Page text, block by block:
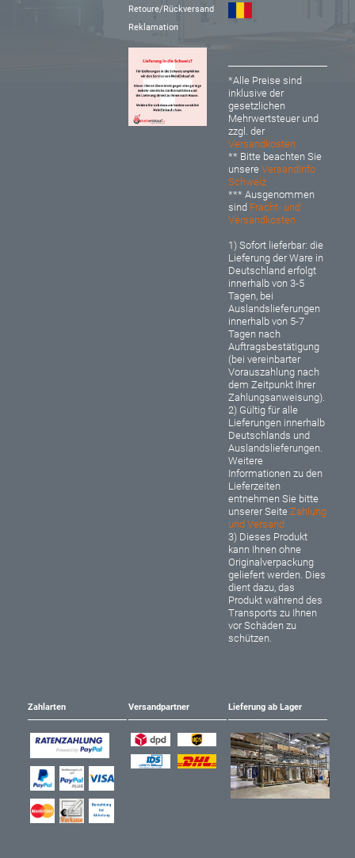
Retoure/Rückversand
Reklamation
*Alle Preise sind
inklusive der
gesetzlichen
Mehrwertsteuer und
zzgl. der
Versandkosten
** Bitte beachten Sie
unsereVersandinfo
Schweiz
*** Ausgenommen
sind Fracht- und
Versandkosten
1) Sofort lieferbar: die
Lieferung der Ware in
Deutschland erfolgt
innerhalb von 3-5
Tagen, bei
Auslandslieferungen
innerhalb von 5-7
Tagen nach
Auftragsbestätigung
(bei vereinbarter
Vorauszahlung nach
dem Zeitpunkt Ihrer
Zahlungsanweisung).
2) Gültig für alle
Lieferungen innerhalb
Deutschlands und
Auslandslieferungen.
Weitere
Informationen zu den
Lieferzeiten
entnehmen Sie bitte
unserer SeiteZahlung
und Versand
3) Dieses Produkt
kann Ihnen ohne
Originalverpackung
geliefert werden. Dies
dient dazu, das
Produkt während des
Transports zu Ihnen
vor Schäden zu
schützen.
Zahlarten Versandpartner Lieferung ab Lager